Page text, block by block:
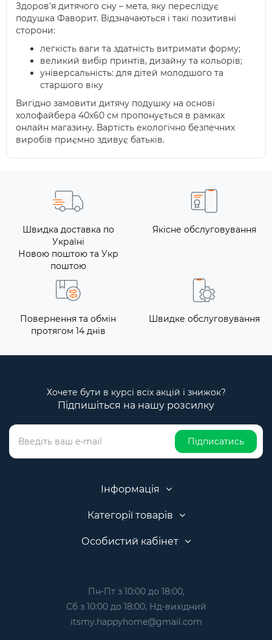
Здоров'я дитячого сну – мета, яку переслідує
подушка Фаворит. Відзначаються і такі позитивні
сторони:
легкість ваги та здатність витримати форму;
великий вибір принтів, дизайну та кольорів;
універсальність: для дітей молодшого та
старшого віку
Вигідно замовити дитячу подушку на основі
холофайбера 40х60 см пропонується в рамках
онлайн магазину. Вартість екологічно безпечних
виробів приємно здивує батьків.
Швидка доставка по
Україні
Новою поштою та Укр
поштою
Якісне обслуговування
Повернення та обмін
протягом 14 днів
Швидке обслуговування
Хочете бути в курсі всіх акцій і знижок?
Підпишіться на нашу розсилку
Підписатись
Інформація
Категорії товарів
Особистий кабінет
Пн-Пт з 10:00 до 18:00,
Сб з 10:00 до 18:00, Нд-вихідний
itsmy.happyhome@gmail.com